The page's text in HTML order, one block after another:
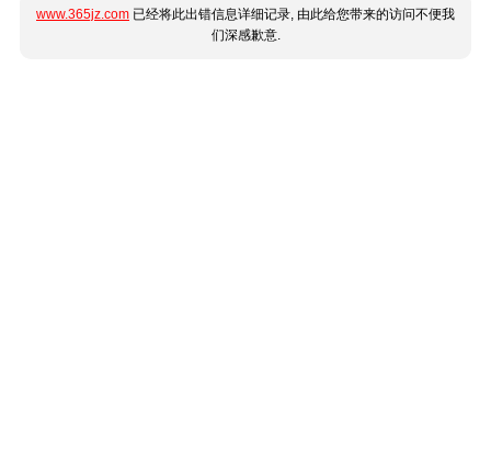
www.365jz.com 已经将此出错信息详细记录, 由此给您带来的访问不便我
们深感歉意.